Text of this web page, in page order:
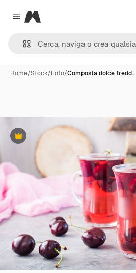
Close menu
Magnific
Home/Stock/Foto/Composta dolce fredd…
Premium